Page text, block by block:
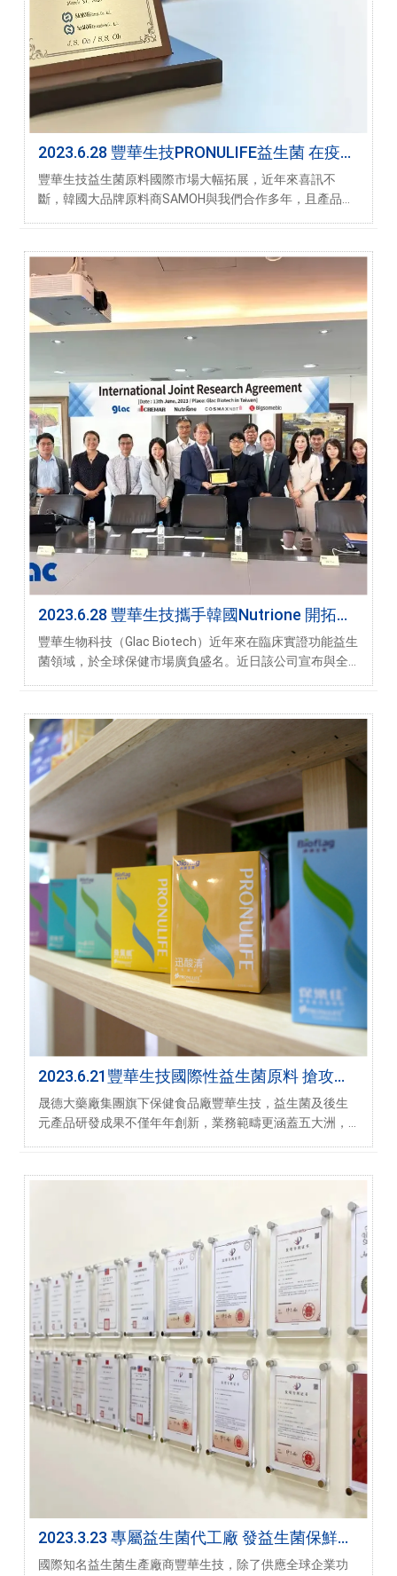
2023.6.28 豐華生技PRONULIFE益生菌 在疫情
後保養領域 深受韓國市場青睞
豐華生技益生菌原料國際市場大幅拓展，近年來喜訊不
斷，韓國大品牌原料商SAMOH與我們合作多年，且產品市
2023.6.28 豐華生技攜手韓國Nutrione 開拓全
球保健品市場
豐華生物科技（Glac Biotech）近年來在臨床實證功能益生
菌領域，於全球保健市場廣負盛名。近日該公司宣布與全
2023.6.21豐華生技國際性益生菌原料 搶攻歐
美市場
晟德大藥廠集團旗下保健食品廠豐華生技，益生菌及後生
元產品研發成果不僅年年創新，業務範疇更涵蓋五大洲，
2023.3.23 專屬益生菌代工廠 發益生菌保鮮技
術 不只充氮更要鎖得住新鮮
國際知名益生菌生產廠商豐華生技，除了供應全球企業功